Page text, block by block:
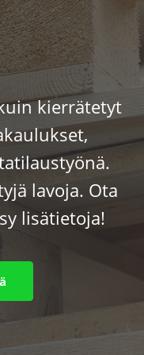
kierrätetyt
lavoja. Ota
lisätietoja!